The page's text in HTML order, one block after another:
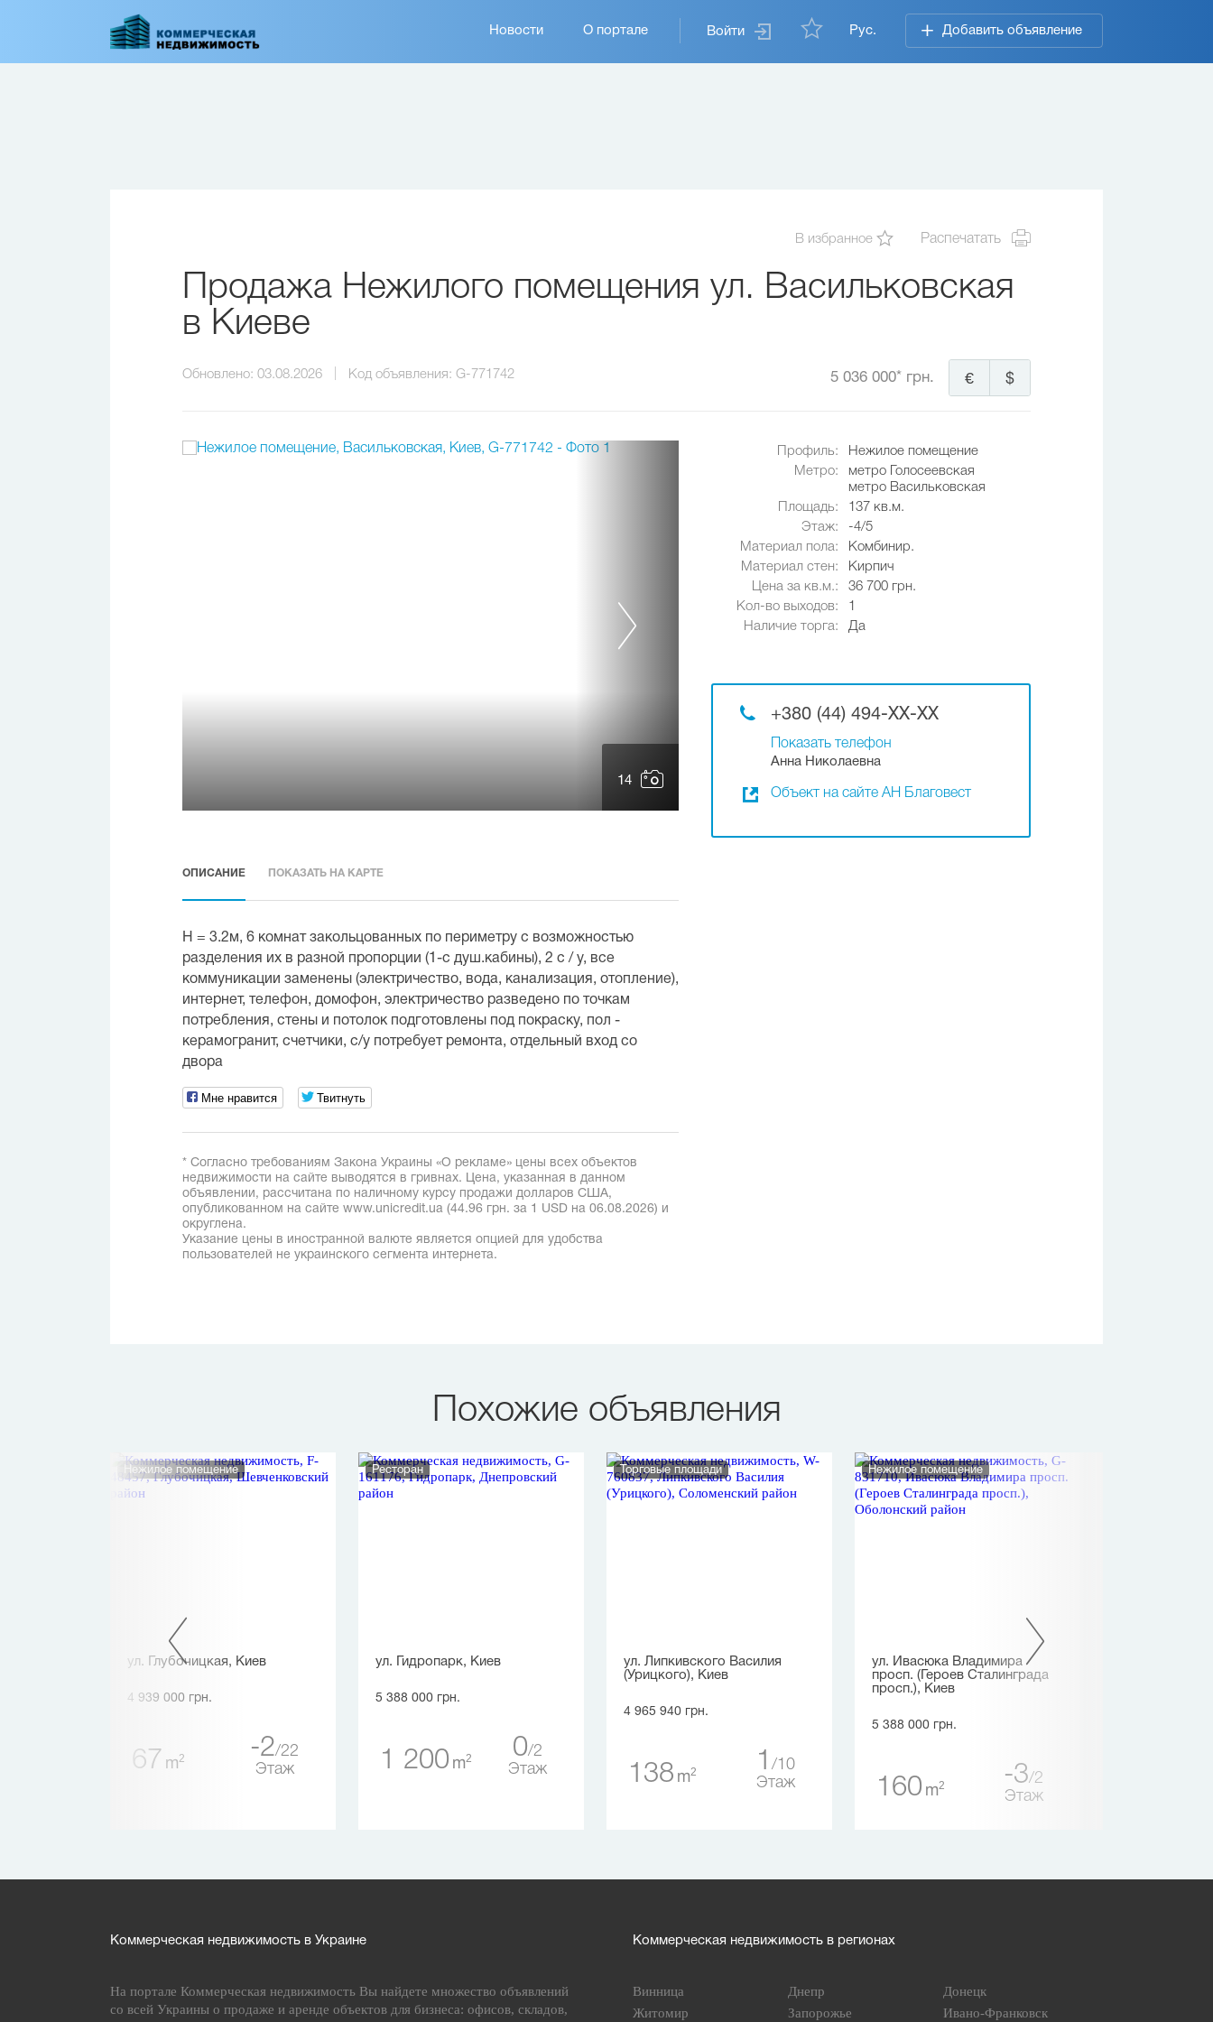
Войти Рус. Добавить объявление
Основная
навигация
Новости О портале
В избранное Распечатать
Продажа Нежилого помещения ул. Васильковская
в Киеве
Обновлено: 03.08.2026 Код объявления: G-771742 5 036 000* грн. $
€
14
Профиль:
Нежилое помещение
Метро:
метро Голосеевская
метро Васильковская
Площадь:
137 кв.м.
Этаж:
-4/5
Материал пола:
Комбинир.
Материал стен:
Кирпич
Цена за кв.м.:
36 700 грн.
Кол-во выходов:
1
Наличие торга:
Да
+380 (44) 494-XX-XX
Показать телефон
Анна Николаевна
Объект на сайте АН Благовест
ОПИСАНИЕ ПОКАЗАТЬ НА КАРТЕ
Н = 3.2м, 6 комнат закольцованных по периметру с возможностью
разделения их в разной пропорции (1-с душ.кабины), 2 с / у, все
коммуникации заменены (электричество, вода, канализация, отопление),
интернет, телефон, домофон, электричество разведено по точкам
потребления, стены и потолок подготовлены под покраску, пол -
керамогранит, счетчики, с/у потребует ремонта, отдельный вход со
двора
Мне нравится Твитнуть
* Согласно требованиям Закона Украины «О рекламе» цены всех объектов
недвижимости на сайте выводятся в гривнах. Цена, указанная в данном
объявлении, рассчитана по наличному курсу продажи долларов США,
опубликованном на сайте www.unicredit.ua (44.96 грн. за 1 USD на 06.08.2026) и
округлена.
Указание цены в иностранной валюте является опцией для удобства
пользователей не украинского сегмента интернета.
Похожие объявления
Нежилое помещение
ул. Глубочицкая, Киев
4 939 000 грн.
67 m2 -2 22
Этаж
Ресторан
ул. Гидропарк, Киев
5 388 000 грн.
1 200 m2 0 2
Этаж
Торговые площади
ул. Липкивского Василия
(Урицкого), Киев
4 965 940 грн.
138 m2 1
10
Этаж
Нежилое помещение
ул. Ивасюка Владимира
просп. (Героев Сталинграда
просп.), Киев
5 388 000 грн.
160 m2 -3 2
Этаж
Коммерческая недвижимость в Украине
На портале Коммерческая недвижимость Вы найдете множество объявлений
со всей Украины о продаже и аренде объектов для бизнеса: офисов, складов,
Коммерческая недвижимость в регионах
Винница Днепр
Донецк
Житомир
Запорожье Ивано-Франковск